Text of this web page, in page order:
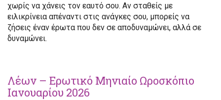
χωρίς να χάνεις τον εαυτό σου. Αν σταθείς με
ειλικρίνεια απέναντι στις ανάγκες σου, μπορείς να
ζήσεις έναν έρωτα που δεν σε αποδυναμώνει, αλλά σε
δυναμώνει.
Λέων – Ερωτικό Μηνιαίο Ωροσκόπιο
Ιανουαρίου 2026